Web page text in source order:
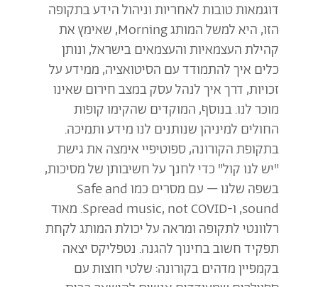
דוגמאות טובות לאחריות וניהול הידע בתקופה
הזו, היא למשל המותג Morning, שאימץ את
קהילת העצמאיות והעצמאים בישראל, ונותן
כלים איך להתמודד עם הסיטואציה, ממידע על
זכויות, דרך איך לנהל עסק במצב חירום שאינו
מוכר לנו. בנוסף, המוקדים שהקימו קופות
החולים למיניהן שנותנים לנו מידע ותמיכה.
בתקופת הקורונה, ספוטיפיי אימצה את גישת
"יש לנו קול" כדי לחנך על חשיבותן של מסיכות,
בשפה שלנו – עם מסרים כמו Safe and
sound, ו-Spread music, not COVID. מאוד
רלוונטי לתקופה ומראה על יכולת המותג לקחת
תפקיד חשוב בחינוך להגנה. נטפליקס יצאה
בקמפיין מדהים בקורונה: שלטי חוצות עם